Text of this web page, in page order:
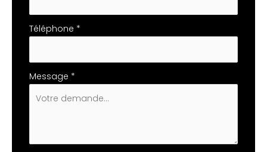
Téléphone *
Message *